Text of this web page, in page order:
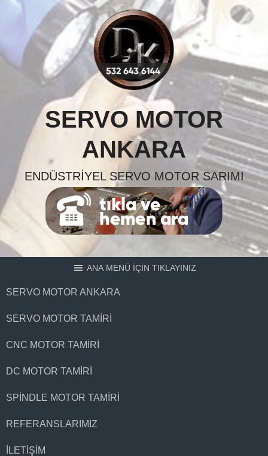
Skip
content
SERVO MOTOR
ANKARA
ENDÜSTRIYEL SERVO MOTOR SARIMI
ANA MENÜ İÇİN TIKLAYINIZ
SERVO MOTOR ANKARA
SERVO MOTOR TAMIRI
CNC MOTOR TAMIRI
DC MOTOR TAMIRI
SPINDLE MOTOR TAMIRI
REFERANSLARIMIZ
İLETIŞIM